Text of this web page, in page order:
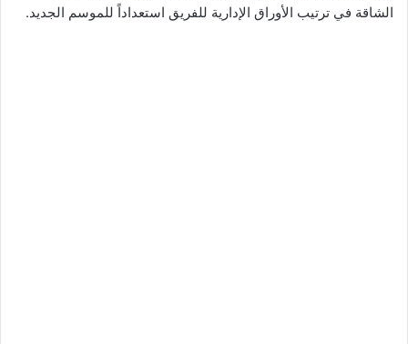
الشاقة في ترتيب الأوراق الإدارية للفريق استعداداً للموسم الجديد.